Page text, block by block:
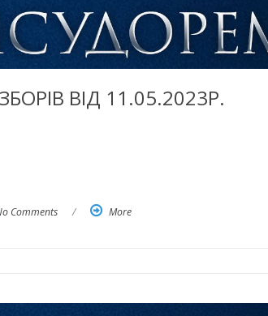
ВІД 11.05.2023Р.
Comments / More